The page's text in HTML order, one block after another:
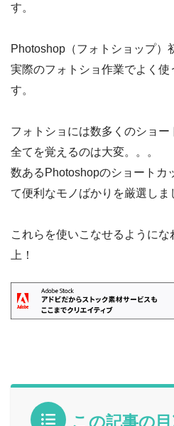
す。
Photoshop（フォトショップ）
実際のフォトショ作業でよく
す。
フォトショには数多くのショー
全てを覚えるのは大変。。。
数あるPhotoshopのショートカ
て便利なモノばかりを厳選しま
これらを使いこなせるように
上！
この記事の